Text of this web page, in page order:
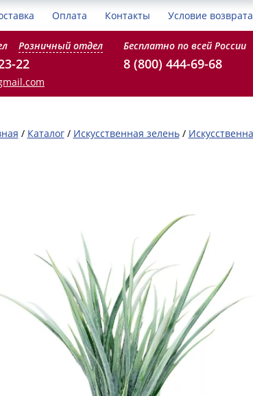
Оплата Контакты Условие
Розничный отдел
22
Бесплатно по всей России
8 (800) 444-69-68
/ Каталог / Искусственная зелень /